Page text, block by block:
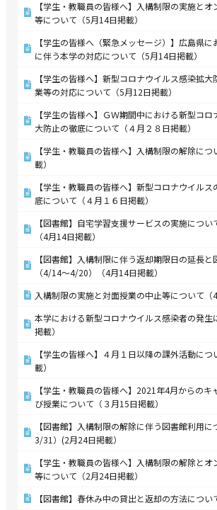
【学生・教職員の皆様へ】入構制限の実施と
等について（5月14日掲載）
【学生の皆様へ（緊急メッセージ）】広島県
に伴う本学の対応について（5月14日掲載）
【学生の皆様へ】新型コロナウイルス感染拡
業等の対応について（5月12日掲載）
【学生の皆様へ】ＧＷ期間中における新型コ
大防止の徹底について（４月２８日掲載）
【学生・教職員の皆様へ】入構制限の解除に
載）
【学生・教職員の皆様へ】新型コロナウイル
底について（４月１６日掲載）
【図書館】自宅学習支援サービスの実施につい
（4月14日掲載）
【図書館】入構制限に伴う返却期限日の延長
（4/14～4/20）（4月14日掲載）
入構制限の実施と対面授業の中止等について（4
本学における新型コロナウイルス感染者の発生
掲載）
【学生の皆様へ】４月１日以降の課外活動に
載）
【学生・教職員の皆様へ】2021年4月からのキ
び授業について（３月15日掲載）
【図書館】入構制限の解除に伴う図書館利用
3/31）(2月24日掲載）
【学生・教職員の皆様へ】入構制限の解除と
等について（2月24日掲載）
【図書館】春休み中の貸出と返却の方法につい